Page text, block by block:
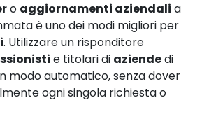
o aggiornamenti aziendali a
è uno dei modi migliori per
. Utilizzare un risponditore
e titolari di aziendedi
modo automatico, senza dover
ogni singola richiesta o